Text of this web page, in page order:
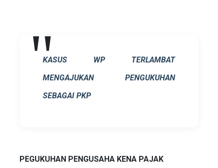
KASUS WP TERLAMBAT
MENGAJUKAN PENGUKUHAN
SEBAGAI PKP
PEGUKUHAN PENGUSAHA KENA PAJAK